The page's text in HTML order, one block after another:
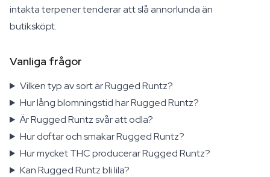
intakta terpener tenderar att slå annorlunda än
butiksköpt.
Vanliga frågor
Vilken typ av sort är Rugged Runtz?
Hur lång blomningstid har Rugged Runtz?
Är Rugged Runtz svår att odla?
Hur doftar och smakar Rugged Runtz?
Hur mycket THC producerar Rugged Runtz?
Kan Rugged Runtz bli lila?